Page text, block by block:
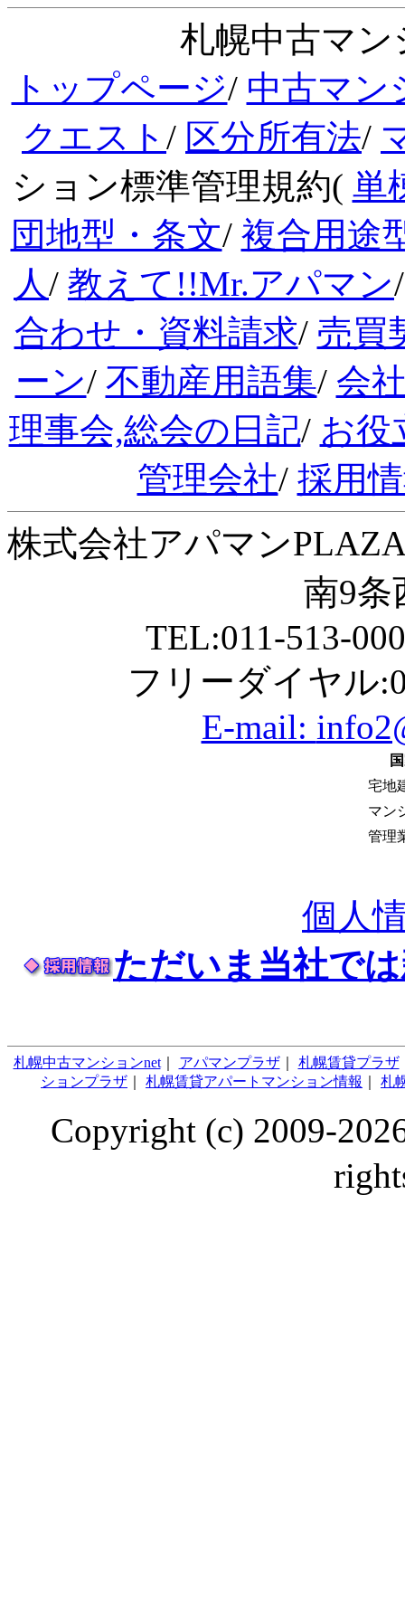
札幌中古マン
トップページ/ 中古マン
クエスト / 区分所有法/
ション標準管理規約( 単
団地型・条文/ 複合用途
人/ 教えて!!Mr.アパマン
合わせ・資料請求/ 売買
ーン/ 不動産用語集/ 会
理事会,総会の日記/ お役
管理会社/ 採用
株式会社アパマン
南9条
TEL:011-513-
フリーダイヤル
E-mail:
宅地
マン
管理
個人
ただいま当社で
札幌中古マンションnet｜ アパマンプラザ｜ 札幌賃貸プラザ
ションプラザ
札幌賃貸アパートマンション情報 札
Copyright (c) 2009-